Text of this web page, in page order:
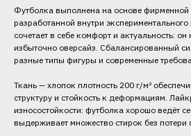
Футболка выполнена на основе фирменной
разработанной внутри
сочетает в себе комфорт и актуальность:
избыточно оверсайз. Сбалансированный
разные типы фигуры и современные
Ткань — хлопок плотность 200 г/м²
структуру и стойкость к деформациям.
износостойкости: футболка хорошо ведёт
выдерживает множество стирок без потери